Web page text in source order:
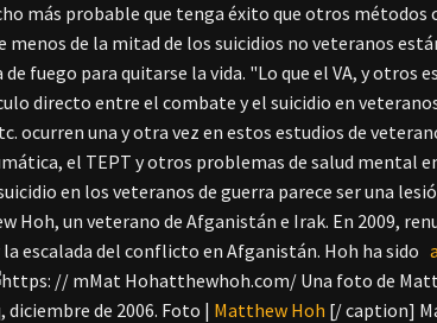
más probable que tenga éxito que otros
menos de la mitad de los suicidios no veteranos
de fuego para quitarse la vida. "Lo que el VA, y otros
directo entre el combate y el suicidio en
ocurren una y otra vez en estos estudios de
el TEPT y otros problemas de salud mental
en los veteranos de guerra parece ser una
Hoh, un veterano de Afganistán e Irak. En 2009,
escalada del conflicto en Afganistán. Hoh ha sido
Una foto de
diciembre de 2006. Foto | Matthew Hoh [/ caption]